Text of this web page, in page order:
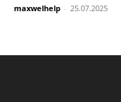
maxwelhelp - 25.07.2025